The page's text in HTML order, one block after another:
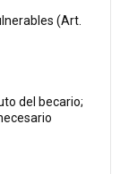
(Art.
del becario;